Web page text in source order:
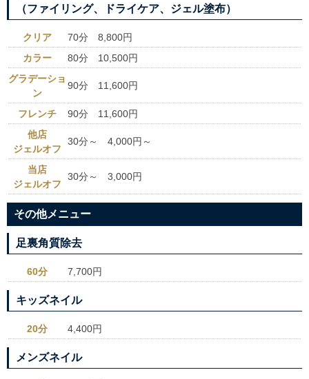
（ファイリング、ドライケア、ジェル塗布）
クリア
70分 8,800円
カラー
80分 10,500円
グラデーショ
ン
90分 11,600円
フレンチ
90分 11,600円
他店
ジェルオフ
30分～ 4,000円～
当店
ジェルオフ
30分～ 3,000円
その他メニュー
足裏角質除去
60分 7,700円
キッズネイル
20分 4,400円
メンズネイル